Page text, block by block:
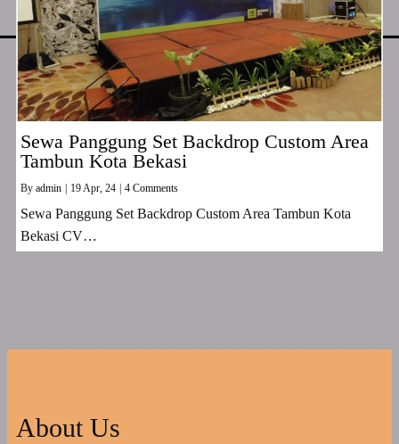
Sewa Panggung Set Backdrop Custom Area
Tambun Kota Bekasi
By admin 19Apr, 24 4 Comments
Sewa Panggung Set Backdrop Custom Area Tambun Kota
Bekasi CV…
About Us